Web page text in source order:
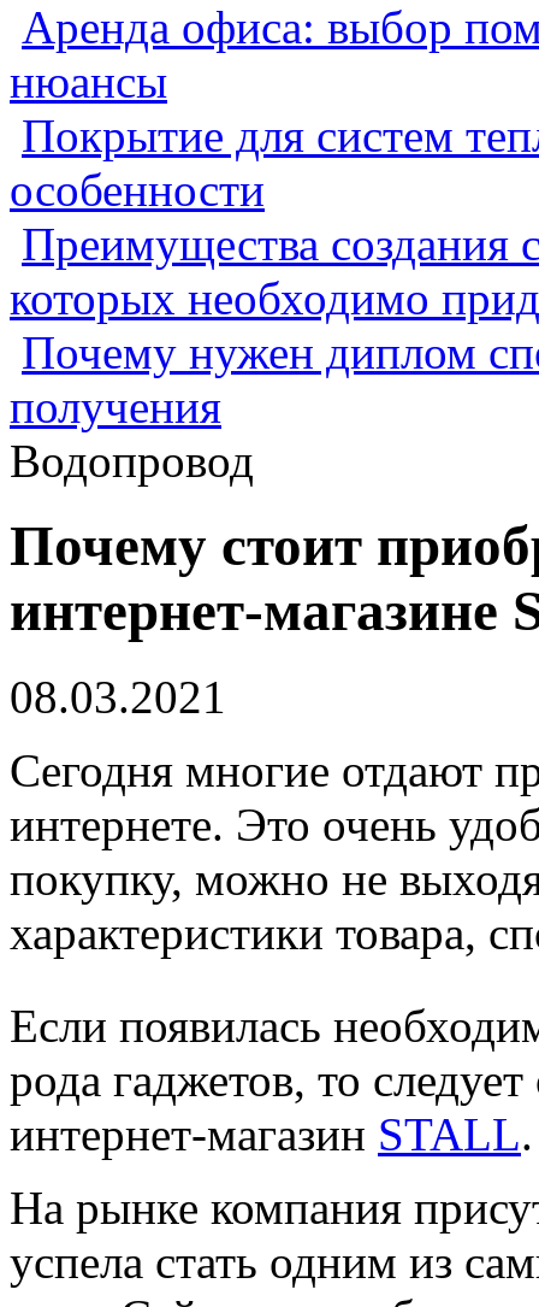
Аренда офиса: выбор
нюансы
Покрытие для систем
особенности
Преимущества создания
которых необходимо
Почему нужен диплом
получения
Водопровод
Почему стоит
интернет-магазине
08.03.2021
Сегодня многие отдают
интернете. Это очень
покупку, можно не
характеристики товара,
Если появилась
рода гаджетов, то
интернет-магазин STALL.
На рынке компания
успела стать одним из